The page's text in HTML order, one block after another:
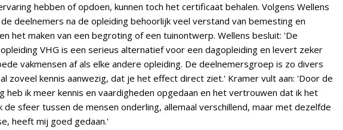
hebben of opdoen, kunnen toch het certificaat behalen. Volgens Wellens
deelnemers na de opleiding behoorlijk veel verstand van bemesting en
het maken van een begroting of een tuinontwerp. Wellens besluit: 'De
VHG is een serieus alternatief voor een dagopleiding en levert zeker
vakmensen af als elke andere opleiding. De deelnemersgroep is zo divers
zoveel kennis aanwezig, dat je het effect direct ziet.' Kramer vult aan: 'Door de
heb ik meer kennis en vaardigheden opgedaan en het vertrouwen dat ik het
de sfeer tussen de mensen onderling, allemaal verschillend, maar met dezelfde
heeft mij goed gedaan.'